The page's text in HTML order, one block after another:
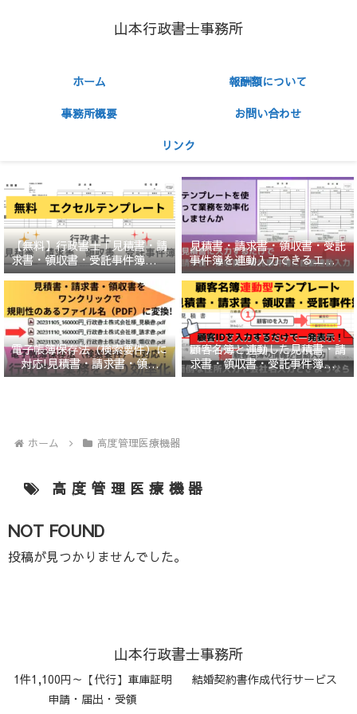
山本行政書士事務所
ホーム
報酬額について
事務所概要
お問い合わせ
リンク
【無料】行政書士「見積書・請
求書・領収書・受託事件簿」エ
クセルテンプレート
見積書・請求書・領収書・受託
事件簿を連動入力できるエクセ
ルテンプレート（ひな形）
電子帳簿保存法（検索要件）に
対応!見積書・請求書・領収
書・受託事件簿エクセルテンプ
顧客名簿と連動した見積書・請
求書・領収書・受託事件簿エク
セルテンプレート
ホーム 高度管理医療機器
高度管理医療機器
NOT FOUND
投稿が見つかりませんでした。
山本行政書士事務所
1件1,100円～【代行】車庫証明
申請・届出・受領
結婚契約書作成代行サービス